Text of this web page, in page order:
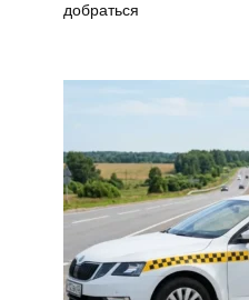
добраться